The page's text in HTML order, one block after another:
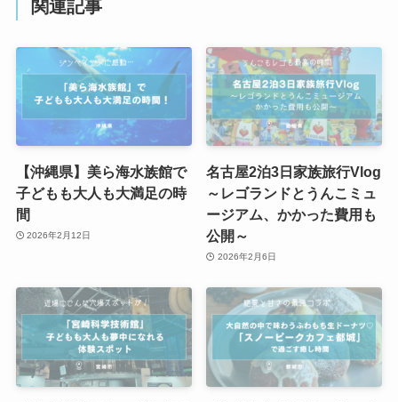
関連記事
【沖縄県】美ら海水族館で
子どもも大人も大満足の時
間
2026年2月12日
名古屋2泊3日家族旅行Vlog
～レゴランドとうんこミュ
ージアム、かかった費用も
公開～
2026年2月6日